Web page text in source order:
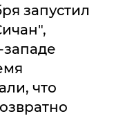
запустил
что